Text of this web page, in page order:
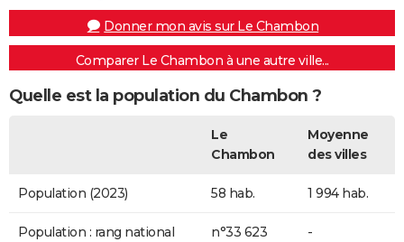
Donner mon avis sur Le Chambon
Comparer Le Chambon à une autre ville...
Quelle est la population du Chambon ?
Le
Chambon
Moyenne
des villes
Population (2023) 58 hab. 1 994 hab.
Population : rang national
n°33 623 -